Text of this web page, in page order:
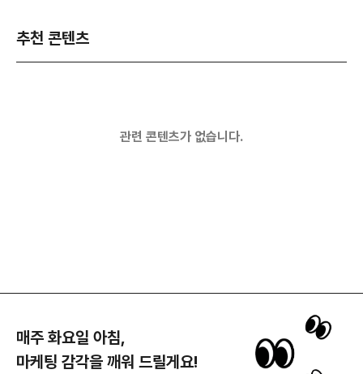
추천 콘텐츠
관련 콘텐츠가 없습니다.
매주 화요일 아침,
마케팅 감각을 깨워 드릴게요!